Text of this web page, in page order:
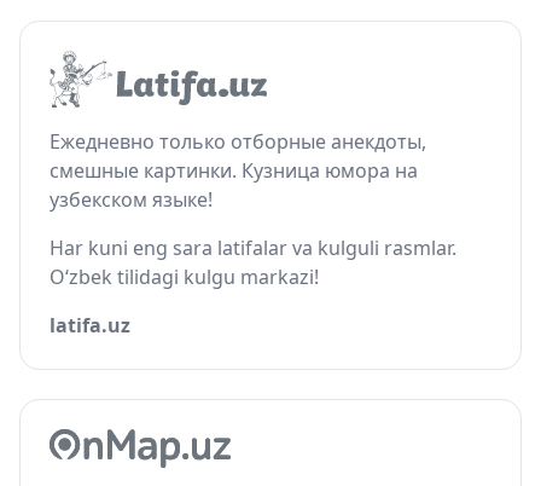
Ежедневно только отборные анекдоты,
смешные картинки. Кузница юмора на
узбекском языке!
Har kuni eng sara latifalar va kulguli rasmlar.
O‘zbek tilidagi kulgu markazi!
latifa.uz